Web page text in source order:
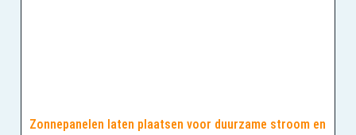
Zonnepanelen laten plaatsen voor duurzame stroom en